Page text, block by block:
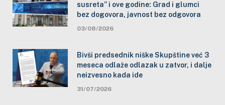
susreta” i ove godine: Grad i glumci
bez dogovora, javnost bez odgovora
03/08/2026
Bivši predsednik niške Skupštine već 3
meseca odlaže odlazak u zatvor, i dalje
neizvesno kada ide
31/07/2026